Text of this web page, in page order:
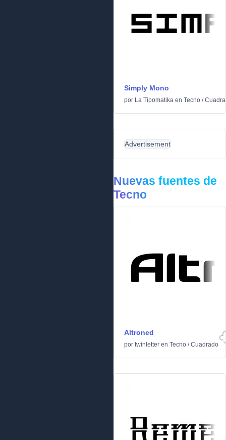
Simply Mono
por La Tipomatika en Tecno /
Advertisement
Nuevas fuentes de
Tecno
Altroned
por twinletter en Tecno /Cuadrado